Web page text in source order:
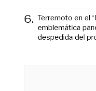
6. Terremoto en el
emblemática
despedida del